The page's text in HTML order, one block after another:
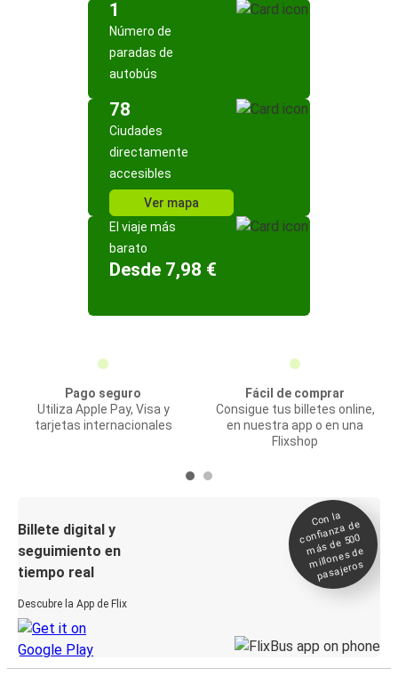
1
Número de
paradas de
autobús
78
Ciudades
directamente
accesibles
Ver mapa
El viaje más
barato
Desde 7,98 €
Pago seguro
Utiliza Apple Pay, Visa y
tarjetas internacionales
Fácil de comprar
Consigue tus billetes online,
en nuestra app o en una
Flixshop
Billete digital y
seguimiento en
tiempo real
Descubre la App de Flix
Con la
confianza de
más de 500
millones de
pasajeros